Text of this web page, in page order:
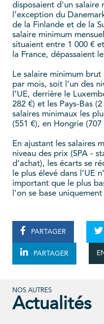
disposaient d'un salaire
l’exception du
de la Finlande et de la
salaire minimum
situaient entre 1 000 €
la France, dépassaient
Le salaire minimum
par mois, soit l’un des
l’UE, derrière le
282 €) et les Pays-Bas
salaires minimaux les
(551 €), en Hongrie
En ajustant les salaires
niveau des prix (SPA -
d’achat), les écarts se
le plus élevé dans l’UE
important que le plus
l'on se base
PARTAGER
PARTAGER
NOS AUTRES
Actualités